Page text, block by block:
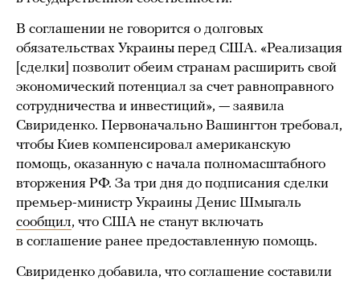
В соглашении не говорится о долговых
обязательствах Украины перед США. «Реализация
[сделки] позволит обеим странам расширить свой
экономический потенциал за счет равноправного
сотрудничества и инвестиций», — заявила
Свириденко. Первоначально Вашингтон требовал,
чтобы Киев компенсировал американскую
помощь, оказанную с начала полномасштабного
вторжения РФ. За три дня до подписания сделки
премьер-министр Украины Денис Шмыгаль
сообщил, что США не станут включать
в соглашение ранее предоставленную помощь.
Свириденко добавила, что соглашение составили